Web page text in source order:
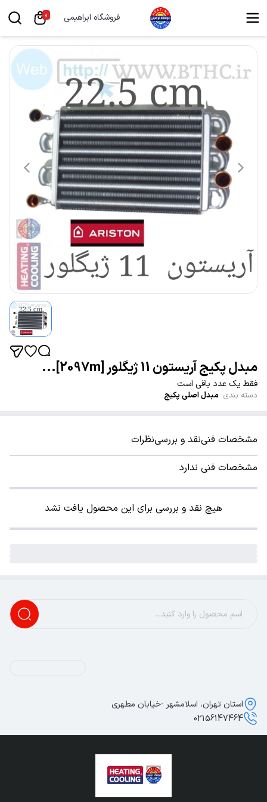
فروشگاه ابراهیمی 0
مبدل پکیج آریستون 11 ژیگلور [2097m]...
فقط یک عدد باقی است
دسته بندی: مبدل اصلی پکیج
مشخصات فنینقد و بررسینظرات
مشخصات فنی ندارد
هیچ نقد و بررسی برای این محصول یافت نشد
استان تهران، اسلامشهر -خیابان مطهری
02156147464